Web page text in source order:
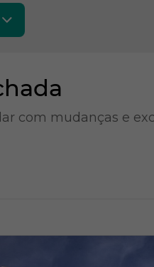
com mudanças e